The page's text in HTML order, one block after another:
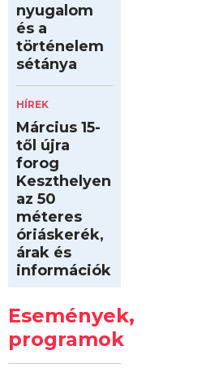
nyugalom
és a
történelem
sétánya
HÍREK
Március 15-
től újra
forog
Keszthelyen
az 50
méteres
óriáskerék,
árak és
információk
Események,
programok
Kilóméterek
2026